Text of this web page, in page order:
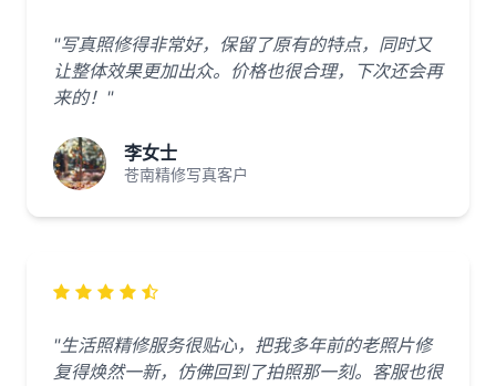
"写真照修得非常好，保留了原有的特点，同时又
让整体效果更加出众。价格也很合理，下次还会再
来的！"
李女士
苍南精修写真客户
"生活照精修服务很贴心，把我多年前的老照片修
复得焕然一新，仿佛回到了拍照那一刻。客服也很